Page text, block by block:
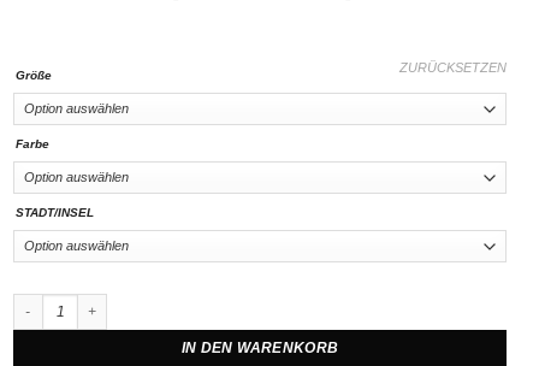
Größe
Farbe
STADT/INSEL
ZURÜCKSETZEN
IN DEN WARENKORB